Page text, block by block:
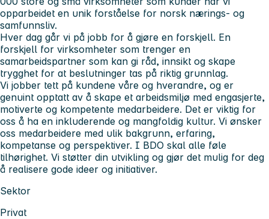
opparbeidet en unik forståelse for norsk nærings- og
samfunnsliv.
Hver dag går vi på jobb for å gjøre en forskjell. En
forskjell for virksomheter som trenger en
samarbeidspartner som kan gi råd, innsikt og skape
trygghet for at beslutninger tas på riktig grunnlag.
Vi jobber tett på kundene våre og hverandre, og er
genuint opptatt av å skape et arbeidsmiljø med engasjerte,
motiverte og kompetente medarbeidere. Det er viktig for
oss å ha en inkluderende og mangfoldig kultur. Vi ønsker
oss medarbeidere med ulik bakgrunn, erfaring,
kompetanse og perspektiver. I BDO skal alle føle
tilhørighet. Vi støtter din utvikling og gjør det mulig for deg
å realisere gode ideer og initiativer.
Sektor
Privat